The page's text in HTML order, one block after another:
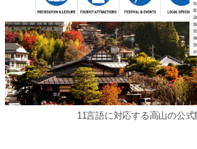
11言語に対応する高山の公式